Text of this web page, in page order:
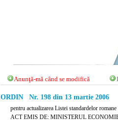
Anunţă-mă când se modifică
ORDIN Nr. 198 din 13 martie 2006
pentru actualizarea Listei standardelor
ACT EMIS DE: MINISTERUL